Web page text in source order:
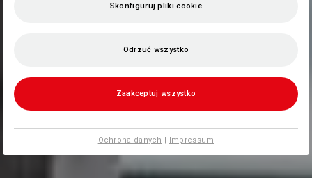
Skonfiguruj pliki cookie
Odrzuć wszystko
Zaakceptuj wszystko
Ochrona danych | Impressum